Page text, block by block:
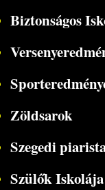
Biztonságos
Zöldsarok
Szegedi
Szülők Iskolája